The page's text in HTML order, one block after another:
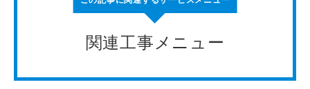
関連工事メニュー